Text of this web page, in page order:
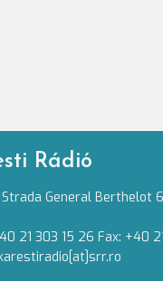
Rádió
Strada General Berthelot
21 303 15 26 Fax: +40